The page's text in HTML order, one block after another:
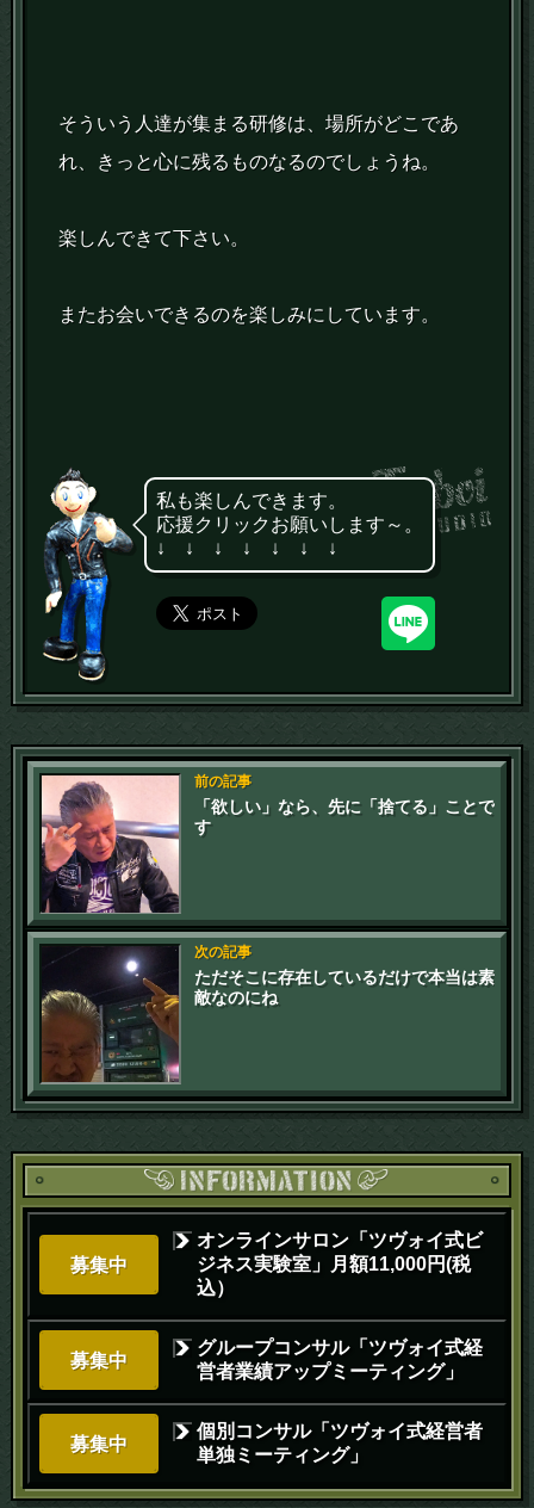
そういう人達が集まる研修は、場所がどこであ
れ、きっと心に残るものなるのでしょうね。
楽しんできて下さい。
またお会いできるのを楽しみにしています。
私も楽しんできます。
応援クリックお願いします～。
↓ ↓ ↓ ↓ ↓ ↓ ↓
前の記事
「欲しい」なら、先に「捨てる」ことで
す
次の記事
ただそこに存在しているだけで本当は素
敵なのにね
募集中
オンラインサロン「ツヴォイ式ビ
ジネス実験室」月額11,000円(税
込）
募集中
グループコンサル「ツヴォイ式経
営者業績アップミーティング」
募集中
個別コンサル「ツヴォイ式経営者
単独ミーティング」